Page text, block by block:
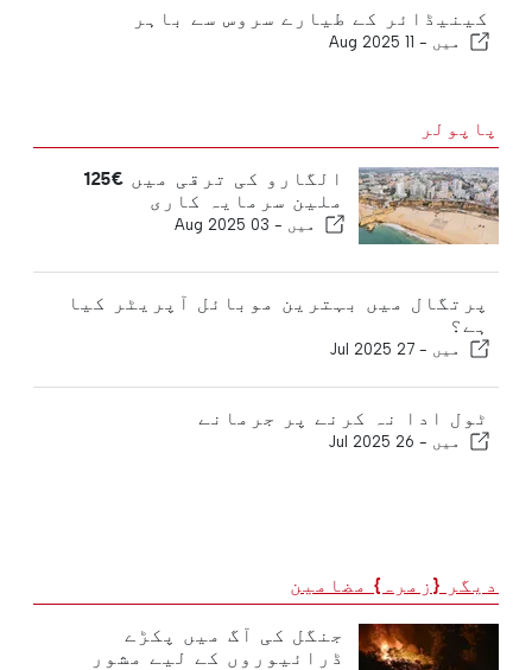
کینیڈائر کے طیارے سروس سے باہر
میں - 11 Aug 2025
پاپولر
الگارو کی ترقی میں €125
ملین سرمایہ کاری
میں - 03 Aug 2025
پرتگال میں بہترین موبائل آپریٹر کیا
ہے؟
میں - 27 Jul 2025
ٹول ادا نہ کرنے پر جرمانے
میں - 26 Jul 2025
دیگر {زمرہ} مضامین
جنگل کی آگ میں پکڑے
ڈرائیوروں کے لیے مشور